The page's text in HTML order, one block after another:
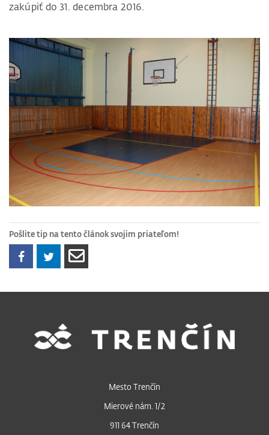
zakúpiť do 31. decembra 2016.
Pošlite tip na tento článok svojim priateľom!
Mesto Trenčín
Mierové nám. 1/2
911 64 Trenčín